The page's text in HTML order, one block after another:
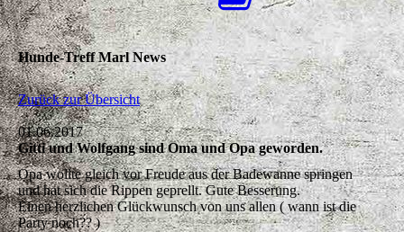
Hunde-Treff Marl News
Zurück zur Übersicht
01.06.2017
Gitti und Wolfgang sind Oma und Opa geworden.
Opa wollte gleich vor Freude aus der Badewanne springen
und hat sich die Rippen geprellt. Gute Besserung.
Einen herzlichen Glückwunsch von uns allen ( wann ist die
Party noch?? )